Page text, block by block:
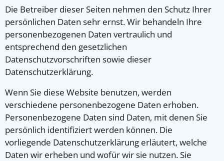
Die Betreiber dieser Seiten nehmen den Schutz Ihrer
persönlichen Daten sehr ernst. Wir behandeln Ihre
personenbezogenen Daten vertraulich und
entsprechend den gesetzlichen
Datenschutzvorschriften sowie dieser
Datenschutzerklärung.
Wenn Sie diese Website benutzen, werden
verschiedene personenbezogene Daten erhoben.
Personenbezogene Daten sind Daten, mit denen Sie
persönlich identifiziert werden können. Die
vorliegende Datenschutzerklärung erläutert, welche
Daten wir erheben und wofür wir sie nutzen. Sie